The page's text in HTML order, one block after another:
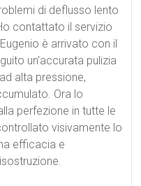
di deflusso lento
contattato il servizio
è arrivato con il
un'accurata pulizia
alta pressione,
Ora lo
perfezione in tutte le
visivamente lo
efficacia e